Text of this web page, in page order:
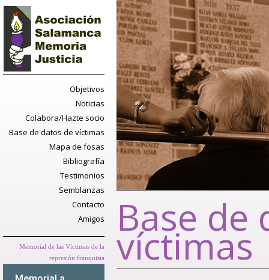
Objetivos
Noticias
Colabora/Hazte socio
Base de datos de víctimas
Mapa de fosas
Bibliografía
Testimonios
Semblanzas
Contacto
Amigos
Memorial de las Víctimas de la
represión franquista
Base de
víctimas